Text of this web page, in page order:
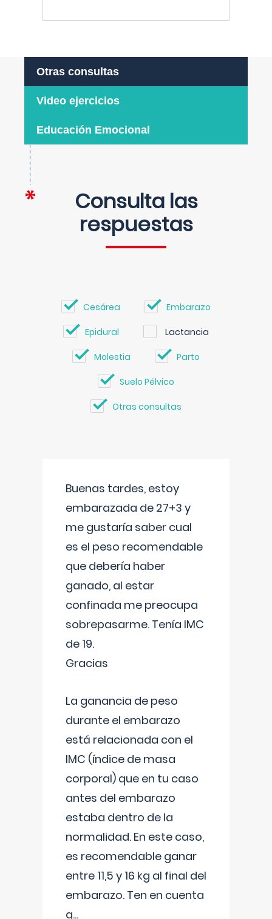
Otras consultas
Video ejercicios
Educación Emocional
Consulta las
respuestas
Cesárea Embarazo
Epidural Lactancia
Molestia Parto
Suelo Pélvico
Otras consultas
Buenas tardes, estoy
embarazada de 27+3 y
me gustaría saber cual
es el peso recomendable
que debería haber
ganado, al estar
confinada me preocupa
sobrepasarme. Tenía IMC
de 19.
Gracias
La ganancia de peso
durante el embarazo
está relacionada con el
IMC (índice de masa
corporal) que en tu caso
antes del embarazo
estaba dentro de la
normalidad. En este caso,
es recomendable ganar
entre 11,5 y 16 kg al final del
embarazo. Ten en cuenta
q...